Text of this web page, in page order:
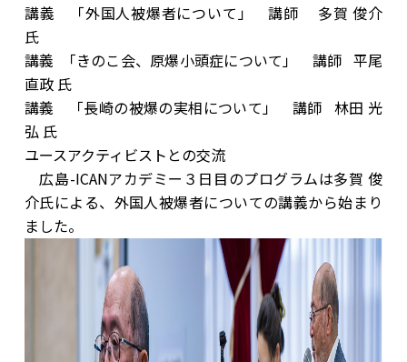
講義 「外国人被爆者について」 講師 多賀 俊介
氏
講義 「きのこ会、原爆小頭症について」 講師 平尾
直政 氏
講義 「長崎の被爆の実相について」 講師 林田 光
弘 氏
ユースアクティビストとの交流
広島-ICANアカデミー３日目のプログラムは多賀 俊
介氏による、外国人被爆者についての講義から始まり
ました。